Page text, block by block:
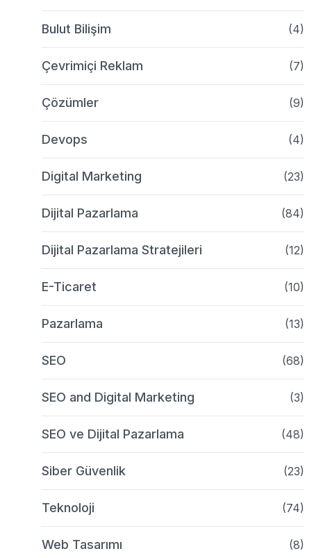
Bulut Bilişim (4)
Çevrimiçi Reklam (7)
Çözümler (9)
Devops (4)
Digital Marketing (23)
Dijital Pazarlama (84)
Dijital Pazarlama Stratejileri (12)
E-Ticaret (10)
Pazarlama (13)
SEO (68)
SEO and Digital Marketing (3)
SEO ve Dijital Pazarlama (48)
Siber Güvenlik (23)
Teknoloji (74)
Web Tasarımı (8)